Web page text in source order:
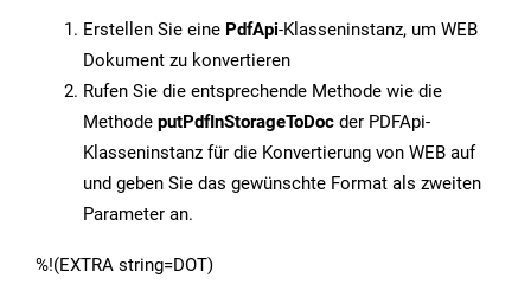
Erstellen Sie eine PdfApi-Klasseninstanz, um WEB
Dokument zu konvertieren
Rufen Sie die entsprechende Methode wie die
Methode putPdfInStorageToDoc der PDFApi-
Klasseninstanz für die Konvertierung von WEB auf
und geben Sie das gewünschte Format als zweiten
Parameter an.
%!(EXTRA string=DOT)